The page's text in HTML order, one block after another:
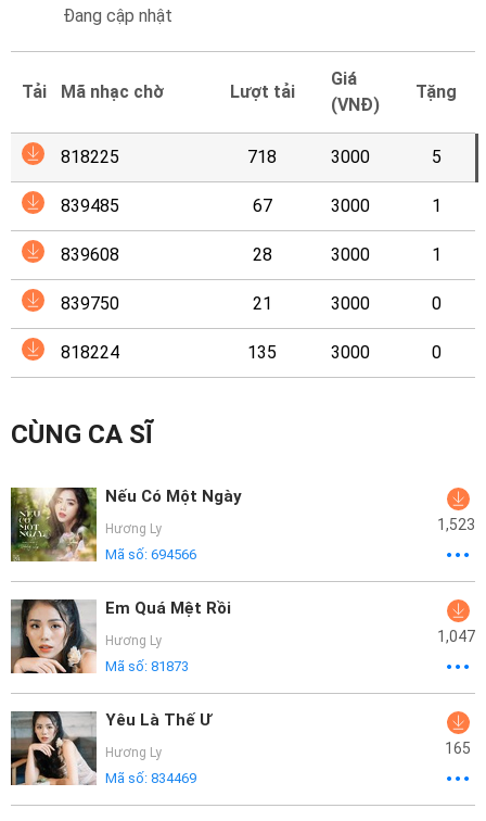
Mại
Hướng
Dẫn
Funring
Doanh
Nghiệp
Đang cập nhật
Tải Mã nhạc chờ Lượt tải
Giá
(VNĐ)
Tặng
818225 718 3000 5
839485 67 3000 1
839608 28 3000 1
839750 21 3000 0
818224 135 3000 0
CÙNG CA SĨ
Nếu Có Một Ngày
Hương Ly
Mã số: 694566
1,523
Em Quá Mệt Rồi
Hương Ly
Mã số: 81873
1,047
Yêu Là Thế Ư
Hương Ly
Mã số: 834469
165